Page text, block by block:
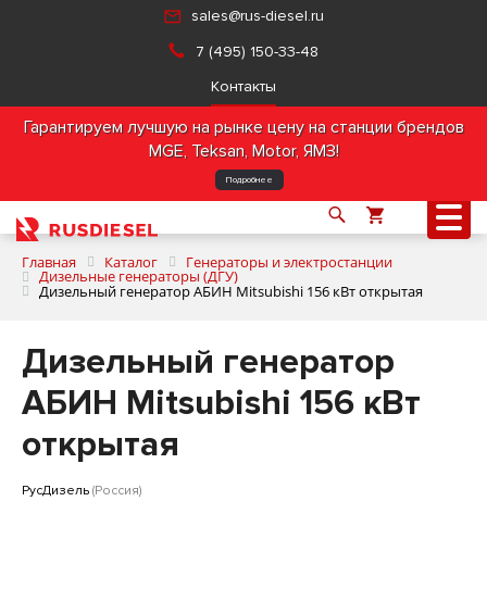
sales@rus-diesel.ru
7 (495) 150-33-48
Контакты
Гарантируем лучшую на рынке цену на станции брендов
MGE, Teksan, Motor, ЯМЗ!
Подробнее
Продукция
Услуги
Главная Каталог Генераторы и электростанции
Дизельные генераторы (ДГУ)
Дизельный генератор АБИН Mitsubishi 156 кВт открытая
Дизельный генератор
АБИН Mitsubishi 156 кВт
открытая
РусДизель (Россия)